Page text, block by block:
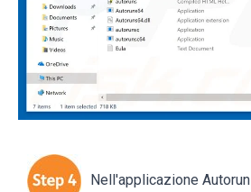
Nell'applicazione